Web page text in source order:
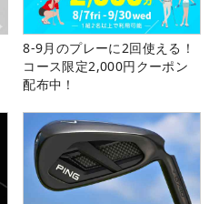
8-9月のプレーに2回使える！
コース限定2,000円クーポン
配布中！